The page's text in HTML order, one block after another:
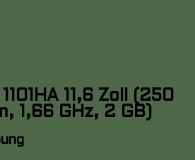
11,6 Zoll (250
1,66 GHz, 2 GB)